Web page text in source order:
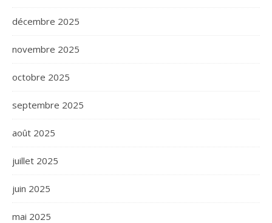
décembre 2025
novembre 2025
octobre 2025
septembre 2025
août 2025
juillet 2025
juin 2025
mai 2025